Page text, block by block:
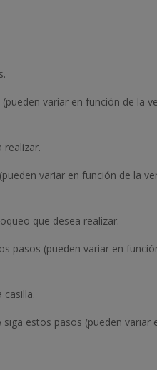
variar en función de la
realizar.
variar en función de la
que desea realizar.
pasos (pueden variar en
casilla.
siga estos pasos (pueden variar